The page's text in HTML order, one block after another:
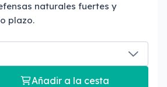
naturales fuertes y
plazo.
Añadir a la cesta